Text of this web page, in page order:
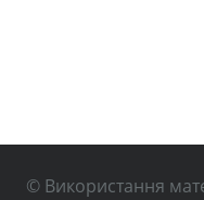
© Використання